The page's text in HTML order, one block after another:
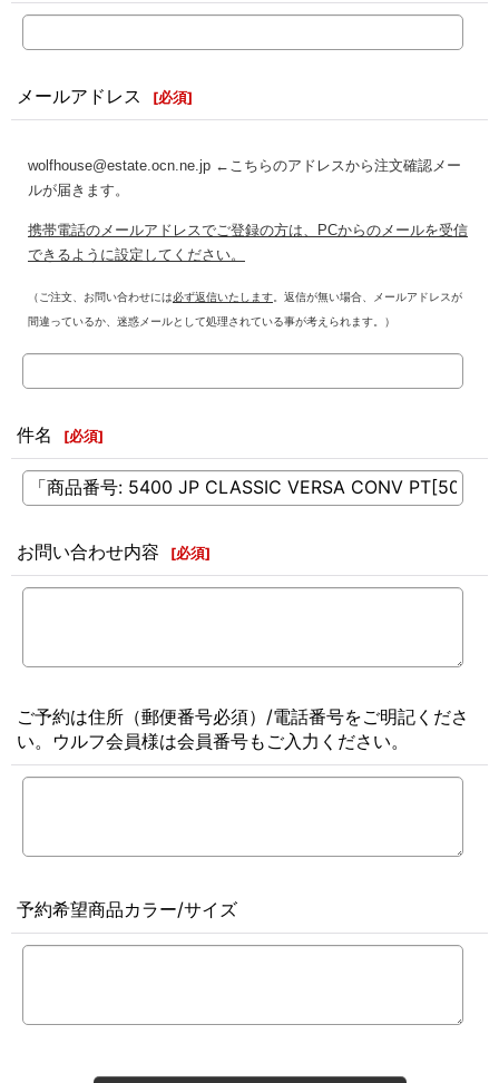
メールアドレス [必須]
wolfhouse@estate.ocn.ne.jp ←こちらのアドレスから注文確認メー
ルが届きます。
携帯電話のメールアドレスでご登録の方は、PCからのメールを受信
できるように設定してください。
（ご注文、お問い合わせには必ず返信いたします 。返信が無い場合、メールアドレスが
間違っているか、迷惑メールとして処理されている事が考えられます。）
件名 [必須]
お問い合わせ内容 [必須]
ご予約は住所（郵便番号必須）/電話番号をご明記くださ
い。ウルフ会員様は会員番号もご入力ください。
予約希望商品カラー/サイズ